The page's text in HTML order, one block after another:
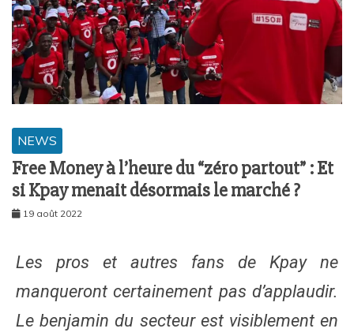
NEWS
Free Money à l’heure du “zéro partout” : Et
si Kpay menait désormais le marché ?
19 août 2022
Les pros et autres fans de Kpay ne
manqueront certainement pas d’applaudir.
Le benjamin du secteur est visiblement en